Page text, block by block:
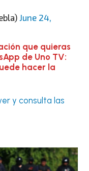
June 24,
que quieras
de Uno TV:
hacer la
y consulta las